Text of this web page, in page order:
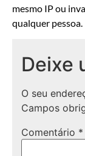
mesmo IP ou
qualquer pessoa.
Deixe
O seu
Campos
Comentário *